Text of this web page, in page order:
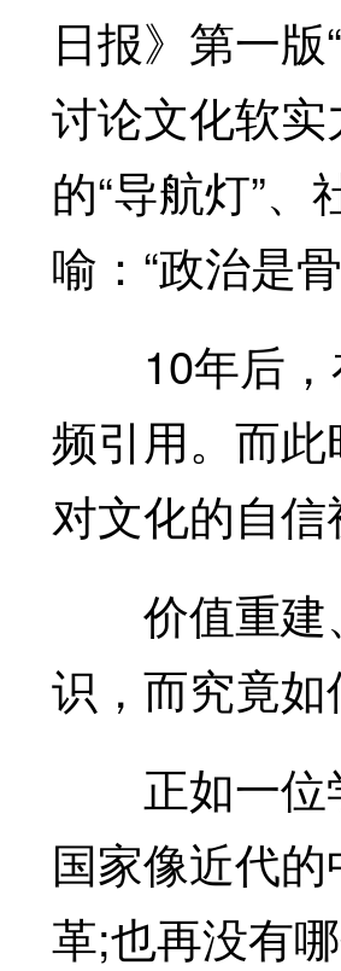
日报》第一
讨论文化软
的“导航灯”
喻：“政治是
10年后，
频引用。而
对文化的自
价值重建
识，而究竟
正如一位
国家像近代
革;也再没有